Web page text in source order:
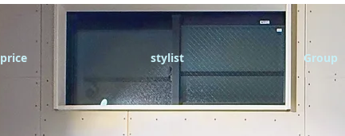
price stylist Group